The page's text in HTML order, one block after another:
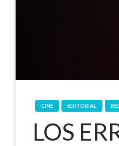
CINE EDITORIAL
LOS